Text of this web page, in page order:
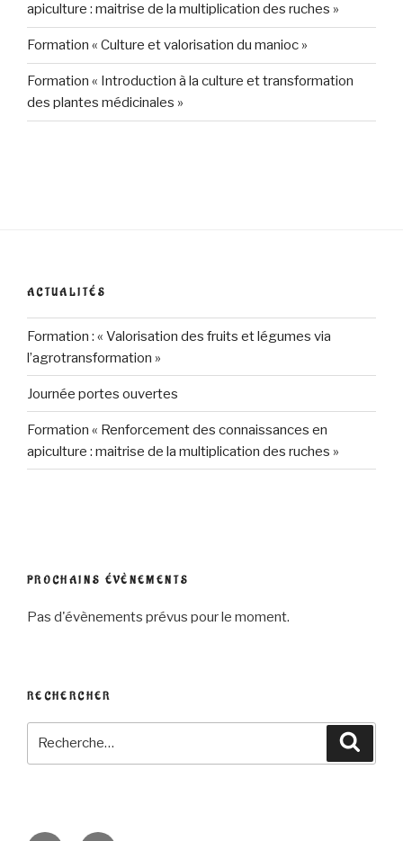
apiculture : maitrise de la multiplication des ruches »
Formation « Culture et valorisation du manioc »
Formation « Introduction à la culture et transformation
des plantes médicinales »
ACTUALITÉS
Formation : « Valorisation des fruits et légumes via
l’agrotransformation »
Journée portes ouvertes
Formation « Renforcement des connaissances en
apiculture : maitrise de la multiplication des ruches »
PROCHAINS ÉVÈNEMENTS
Pas d'évènements prévus pour le moment.
RECHERCHER